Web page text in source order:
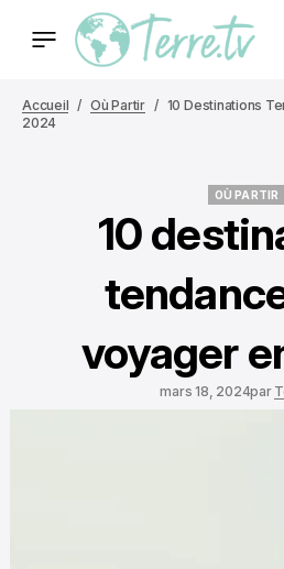
Accueil Où Partir
10 Destinations
2024
OÙ PARTIR
10
voyager
mars 18, 2024par